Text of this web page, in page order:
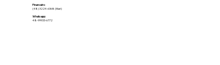
Financeiro:
(48) 3224-6368 (Mari)
Whatsapp:
48-99933-6772